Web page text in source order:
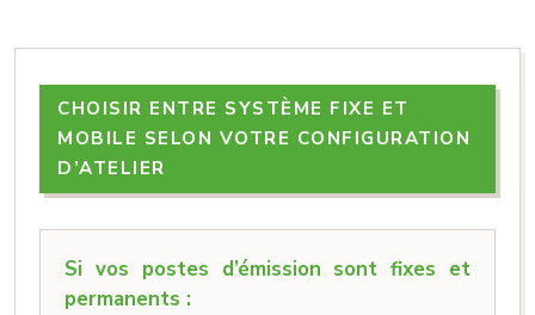
CHOISIR ENTRE SYSTÈME FIXE ET
MOBILE SELON VOTRE CONFIGURATION
D’ATELIER
Si vos postes d’émission sont fixes et
permanents :